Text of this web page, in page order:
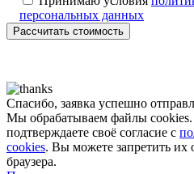
персональных данных
Рассчитать стоимость
Спасибо, заявка успешно
Мы обрабатываем файлы cookies.
подтверждаете своё согласие с
cookies. Вы можете запретить их
браузера.